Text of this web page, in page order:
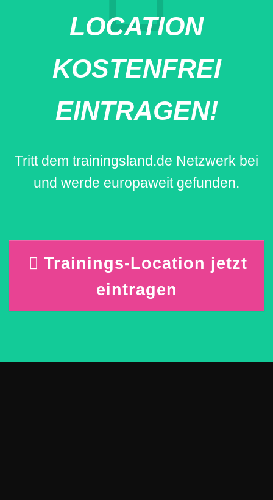
LOCATION
KOSTENFREI
EINTRAGEN!
Tritt dem trainingsland.de Netzwerk bei
und werde europaweit gefunden.
Trainings-Location jetzt
eintragen